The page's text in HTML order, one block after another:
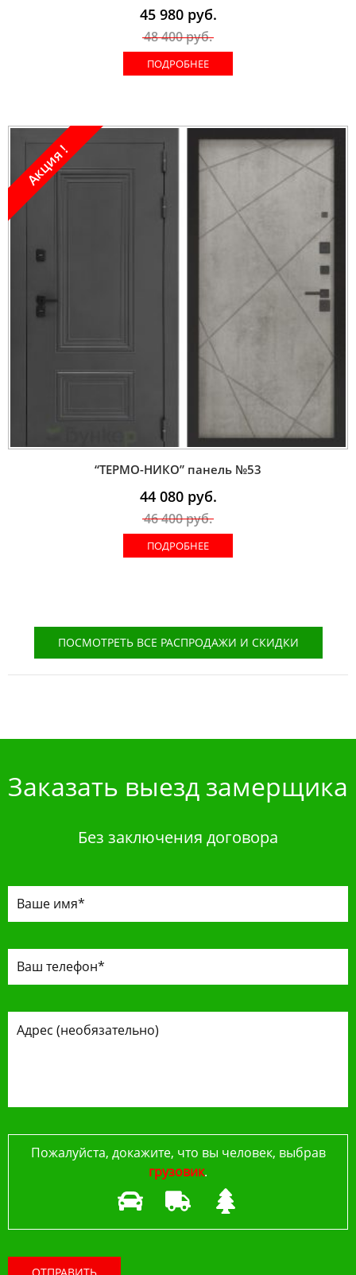
45 980руб.
48 400руб.
ПОДРОБНЕЕ
Акция !
“ТЕРМО-НИКО” панель №53
44 080руб.
46 400руб.
ПОДРОБНЕЕ
ПОСМОТРЕТЬ ВСЕ РАСПРОДАЖИ И СКИДКИ
Заказать выезд замерщика
Без заключения договора
Пожалуйста, докажите, что вы человек, выбрав
грузовик.